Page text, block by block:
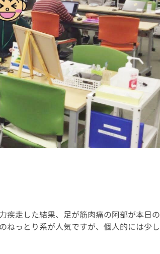
疾走した結果、足が筋肉痛の阿部が本日の
ねっとり系が人気ですが、個人的には少し